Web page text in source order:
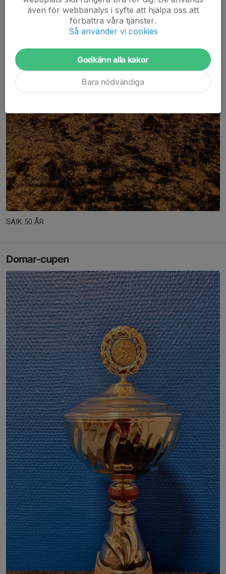
SAIK 50 ÅR
Domar-cupen
även för webbanalys i syfte att hjälpa oss att
förbättra våra tjänster.
Så använder vi cookies
Godkänn alla kakor
Bara nödvändiga